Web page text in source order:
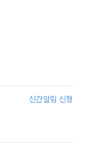
신간알림 신청